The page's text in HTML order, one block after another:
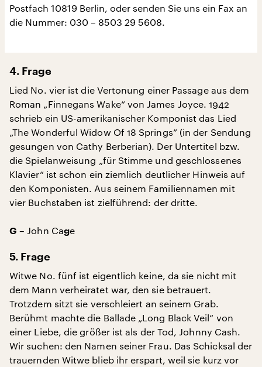
Postfach 10819 Berlin, oder senden Sie uns ein Fax an
die Nummer: 030 – 8503 29 5608.
4. Frage
Lied No. vier ist die Vertonung einer Passage aus dem
Roman „Finnegans Wake“ von James Joyce. 1942
schrieb ein US-amerikanischer Komponist das Lied
„The Wonderful Widow Of 18 Springs” (in der Sendung
gesungen von Cathy Berberian). Der Untertitel bzw.
die Spielanweisung „für Stimme und geschlossenes
Klavier“ ist schon ein ziemlich deutlicher Hinweis auf
den Komponisten. Aus seinem Familiennamen mit
vier Buchstaben ist zielführend: der dritte.
G – John Cage
5. Frage
Witwe No. fünf ist eigentlich keine, da sie nicht mit
dem Mann verheiratet war, den sie betrauert.
Trotzdem sitzt sie verschleiert an seinem Grab.
Berühmt machte die Ballade „Long Black Veil“ von
einer Liebe, die größer ist als der Tod, Johnny Cash.
Wir suchen: den Namen seiner Frau. Das Schicksal der
trauernden Witwe blieb ihr erspart, weil sie kurz vor